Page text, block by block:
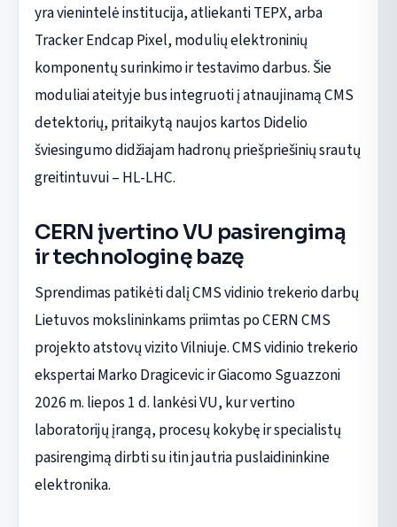
yra vienintelė institucija, atliekanti TEPX, arba
Tracker Endcap Pixel, modulių elektroninių
komponentų surinkimo ir testavimo darbus. Šie
moduliai ateityje bus integruoti į atnaujinamą CMS
detektorių, pritaikytą naujos kartos Didelio
šviesingumo didžiajam hadronų priešpriešinių srautų
greitintuvui – HL-LHC.
CERN įvertino VU pasirengimą
ir technologinę bazę
Sprendimas patikėti dalį CMS vidinio trekerio darbų
Lietuvos mokslininkams priimtas po CERN CMS
projekto atstovų vizito Vilniuje. CMS vidinio trekerio
ekspertai Marko Dragicevic ir Giacomo Sguazzoni
2026 m. liepos 1 d. lankėsi VU, kur vertino
laboratorijų įrangą, procesų kokybę ir specialistų
pasirengimą dirbti su itin jautria puslaidininkine
elektronika.